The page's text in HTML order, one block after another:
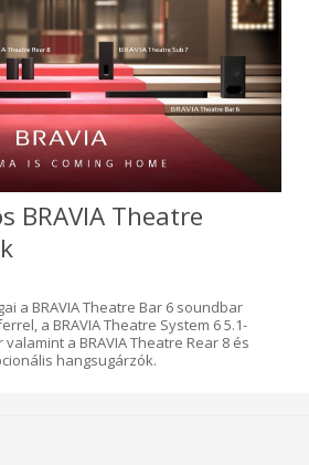
BRAVIA Theatre
a BRAVIA Theatre Bar 6 soundbar
a BRAVIA Theatre System 6 5.1-
a BRAVIA Theatre Rear 8 és
hangsugárzók.